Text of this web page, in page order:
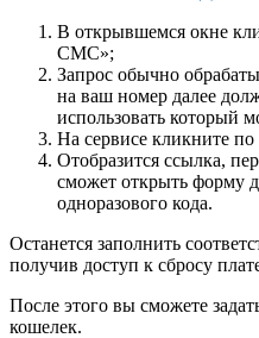
В открывшемся окне
СМС»;
Запрос обычно
на ваш номер далее
использовать который
На сервисе кликните по
Отобразится ссылка,
сможет открыть форму
одноразового кода.
Останется заполнить
получив доступ к сбросу
После этого вы сможете
кошелек.